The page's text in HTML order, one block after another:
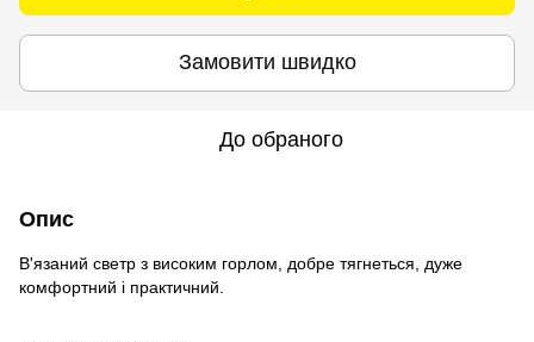
Замовити швидко
До обраного
Опис
В'язаний светр з високим горлом, добре тягнеться, дуже
комфортний і практичний.